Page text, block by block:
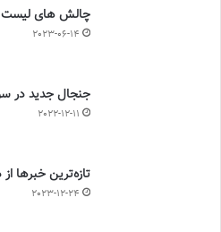
چالش هاى ليست
2023-06-14
جنجال جدید در
2022-12-11
تازه‌ترین خبرها از درمان ۲ ملی‌پوش
2023-12-24